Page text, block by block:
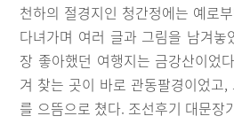
천하의 절경지인 청간정에는 예로
다녀가며 여러 글과 그림을 남겨
장 좋아했던 여행지는 금강산이었
겨 찾는 곳이 바로 관동팔경이었고
를 으뜸으로 쳤다. 조선후기 대문